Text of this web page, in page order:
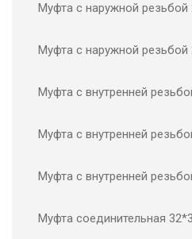
Муфта с наружной резьбой
Муфта с наружной резьбой
Муфта с внутренней
Муфта с внутренней
Муфта с внутренней
Муфта соединительная